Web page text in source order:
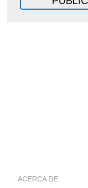
ACERCA DE